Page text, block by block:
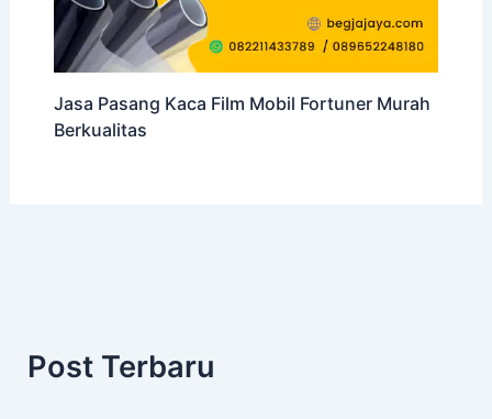
Jasa Pasang Kaca Film Mobil Fortuner Murah
Berkualitas
Post Terbaru